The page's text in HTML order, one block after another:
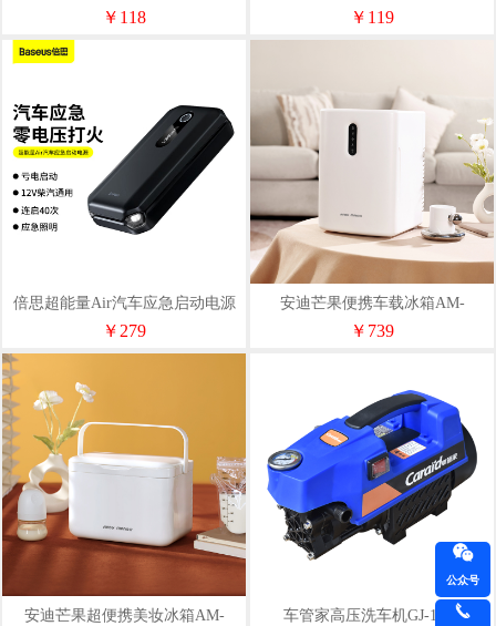
￥118
F6
￥119
倍思超能量Air汽车应急启动电源
10000mAh
￥279
安迪芒果便携车载冰箱AM-
LCX001
￥739
安迪芒果超便携美妆冰箱AM-
车管家高压洗车机GJ-1020
公众号